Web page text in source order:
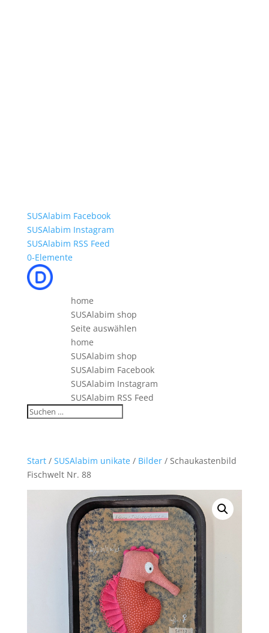
SUSAlabim Facebook
SUSAlabim Instagram
SUSAlabim RSS Feed
0-Elemente
home
SUSAlabim shop
Seite auswählen
home
SUSAlabim shop
SUSAlabim Facebook
SUSAlabim Instagram
SUSAlabim RSS Feed
Start/ SUSAlabim unikate/ Bilder/ Schaukastenbild
Fischwelt Nr. 88